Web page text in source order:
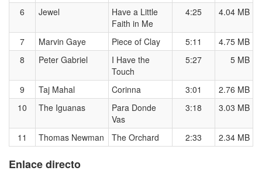
6 Jewel
Have a Little
Faith in Me
4:25 4.04 MB
7 Marvin Gaye Piece of Clay 5:11
4.75 MB
8
Peter Gabriel
I Have the
Touch
5:27 5 MB
9 Taj Mahal Corinna 3:01
2.76 MB
10
The Iguanas
Para Donde
Vas
3:18 3.03 MB
11 Thomas Newman The Orchard 2:33 2.34 MB
Enlace directo